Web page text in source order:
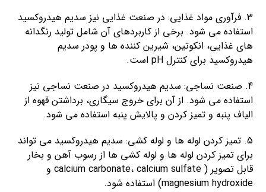
3. فرآوری مواد غذایی: در صنعت غذایی نیز سدیم هیدروکسید
استفاده می شود. برخی از کاربردهای آن شامل تولید رنگدانه
های غذایی، انکوتین، شیرین کننده ها و پودر سدیم
هیدروکسید برای کنترل pH است.
4. صنعت نساجی: سدیم هیدروکسید در صنعت نساجی نیز
استفاده می شود. از آن برای خروج سیگاری، برداشتن قهوه از
الیاف پنبه و تمیز کردن و پالایش پنبه استفاده می شود.
5. تمیز کردن لوله ها و لوله کشی: سدیم هیدروکسید می تواند
برای تمیز کردن لوله ها و لوله کشی ها از رسوب آهن و بخار
قابل تصویر ( calcium carbonate، calcium sulfate و
magnesium hydroxide) استفاده شود.